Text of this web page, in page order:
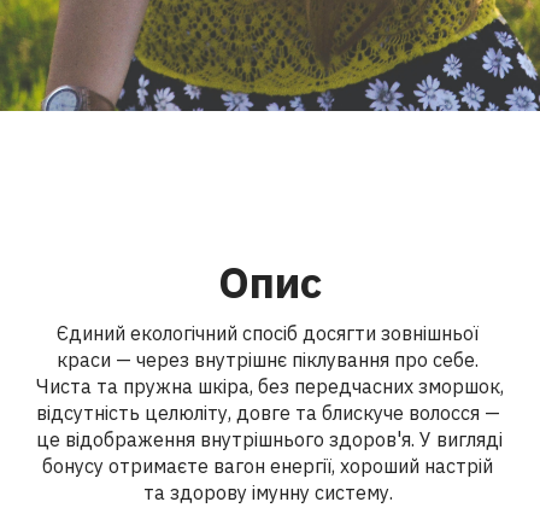
Опис
Єдиний екологічний спосіб досягти зовнішньої
краси — через внутрішнє піклування про себе.
Чиста та пружна шкіра, без передчасних зморшок,
відсутність целюліту, довге та блискуче волосся —
це відображення внутрішнього здоров'я. У вигляді
бонусу отримаєте вагон енергії, хороший настрій
та здорову імунну систему.